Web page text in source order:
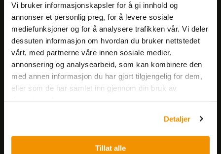
Vi bruker informasjonskapsler for å gi innhold og
annonser et personlig preg, for å levere sosiale
mediefunksjoner og for å analysere trafikken vår. Vi deler
dessuten informasjon om hvordan du bruker nettstedet
vårt, med partnerne våre innen sosiale medier,
annonsering og analysearbeid, som kan kombinere den
med annen informasjon du har gjort tilgjengelig for dem,
eller som de har samlet inn gjennom din bruk av
Detaljer
Tillat alle
arrangementer og kampanjer.
Meld på nyhetsbrev